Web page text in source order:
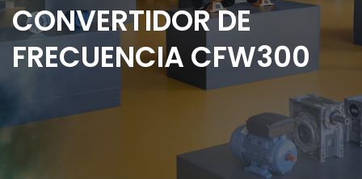
CONVERTIDOR DE
FRECUENCIA CFW300